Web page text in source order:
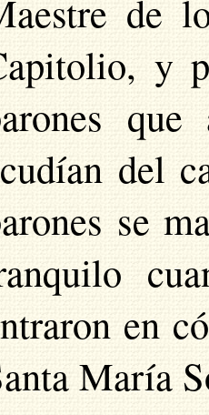
de
y
que
del
se
en
María